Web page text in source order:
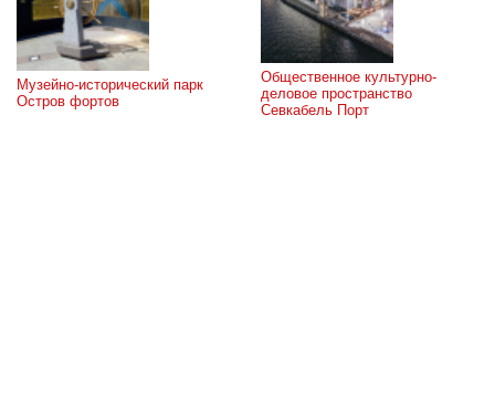
Музейно-исторический парк
Остров фортов
Общественное культурно-
деловое пространство
Севкабель Порт